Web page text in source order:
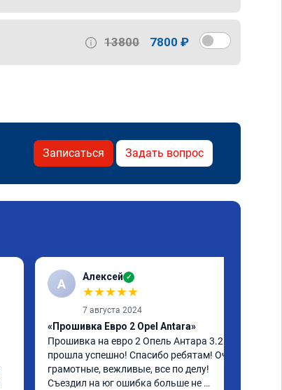
13800 7800 ₽
Записаться Задать вопрос
А Алексей ✓
★★★★★
7 августа 2024
«Прошивка Евро 2 Opel Antara»
Прошивка на евро 2 Опель Антара 3.2
прошла успешно! Спасибо ребятам! Очень
грамотные, вежливые, все по делу!
Съездил на юг ошибка больше не